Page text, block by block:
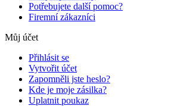
Potřebujete další pomoc?
Firemní zákazníci
Můj účet
Přihlásit se
Vytvořit účet
Zapomněli jste heslo?
Kde je moje zásilka?
Uplatnit poukaz